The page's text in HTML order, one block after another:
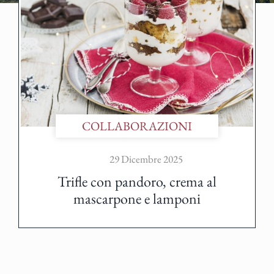
COLLABORAZIONI
29 Dicembre 2025
Trifle con pandoro, crema al
mascarpone e lamponi